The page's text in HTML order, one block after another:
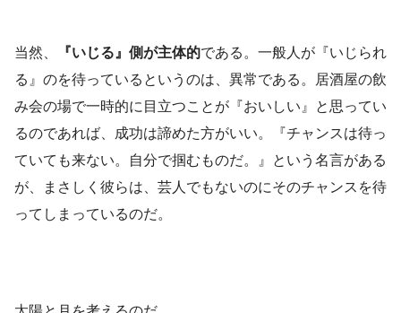
当然、 『いじる』側が主体的である。一般人が『いじられ
る』のを待っているというのは、異常である。居酒屋の飲
み会の場で一時的に目立つことが『おいしい』と思ってい
るのであれば、成功は諦めた方がいい。『チャンスは待っ
ていても来ない。自分で掴むものだ。』という名言がある
が、まさしく彼らは、芸人でもないのにそのチャンスを待
ってしまっているのだ。